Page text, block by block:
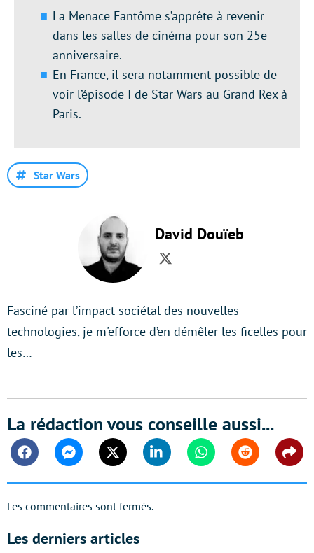
La Menace Fantôme s’apprête à revenir
dans les salles de cinéma pour son 25e
anniversaire.
En France, il sera notamment possible de
voir l’épisode I de Star Wars au Grand Rex à
Paris.
Star Wars
David Douïeb
Twitter
Fasciné par l’impact sociétal des nouvelles
technologies, je m'efforce d’en démêler les ficelles pour
les…
La rédaction vous conseille aussi...
FacebookMessengerTwitter Linkedin WhatsappReddit
Les commentaires sont fermés.
Les derniers articles